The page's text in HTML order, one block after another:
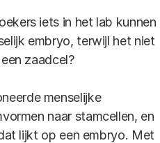
iets in het lab kunnen
embryo, terwijl het niet
zaadcel?
menselijke
naar stamcellen, en
lijkt op een embryo. Met